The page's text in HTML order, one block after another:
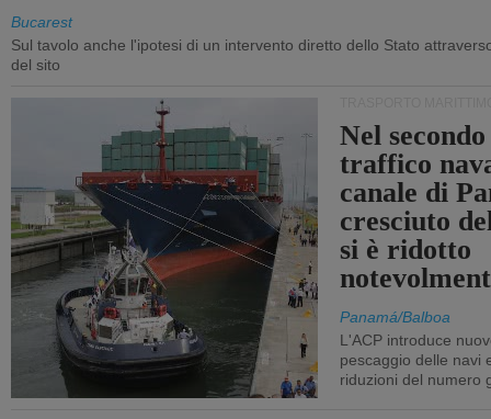
Bucarest
Sul tavolo anche l'ipotesi di un intervento diretto dello Stato
del sito
Nel
traffico
canale di
cresciuto
si è ridotto
Panamá/Balboa
L'ACP introduce
pescaggio delle navi
riduzioni del numero